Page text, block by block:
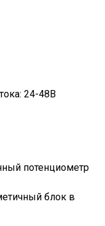
24-48В
потенциометр
блок в